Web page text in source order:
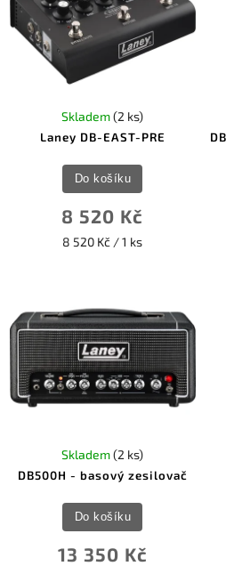
Laney DB-EAST-PRE
Skladem(2 ks)
8 520 Kč
8 520 Kč / 1 ks
Do košíku
DB500H - basový zesilovač
Skladem(2 ks)
13 350 Kč
Do košíku